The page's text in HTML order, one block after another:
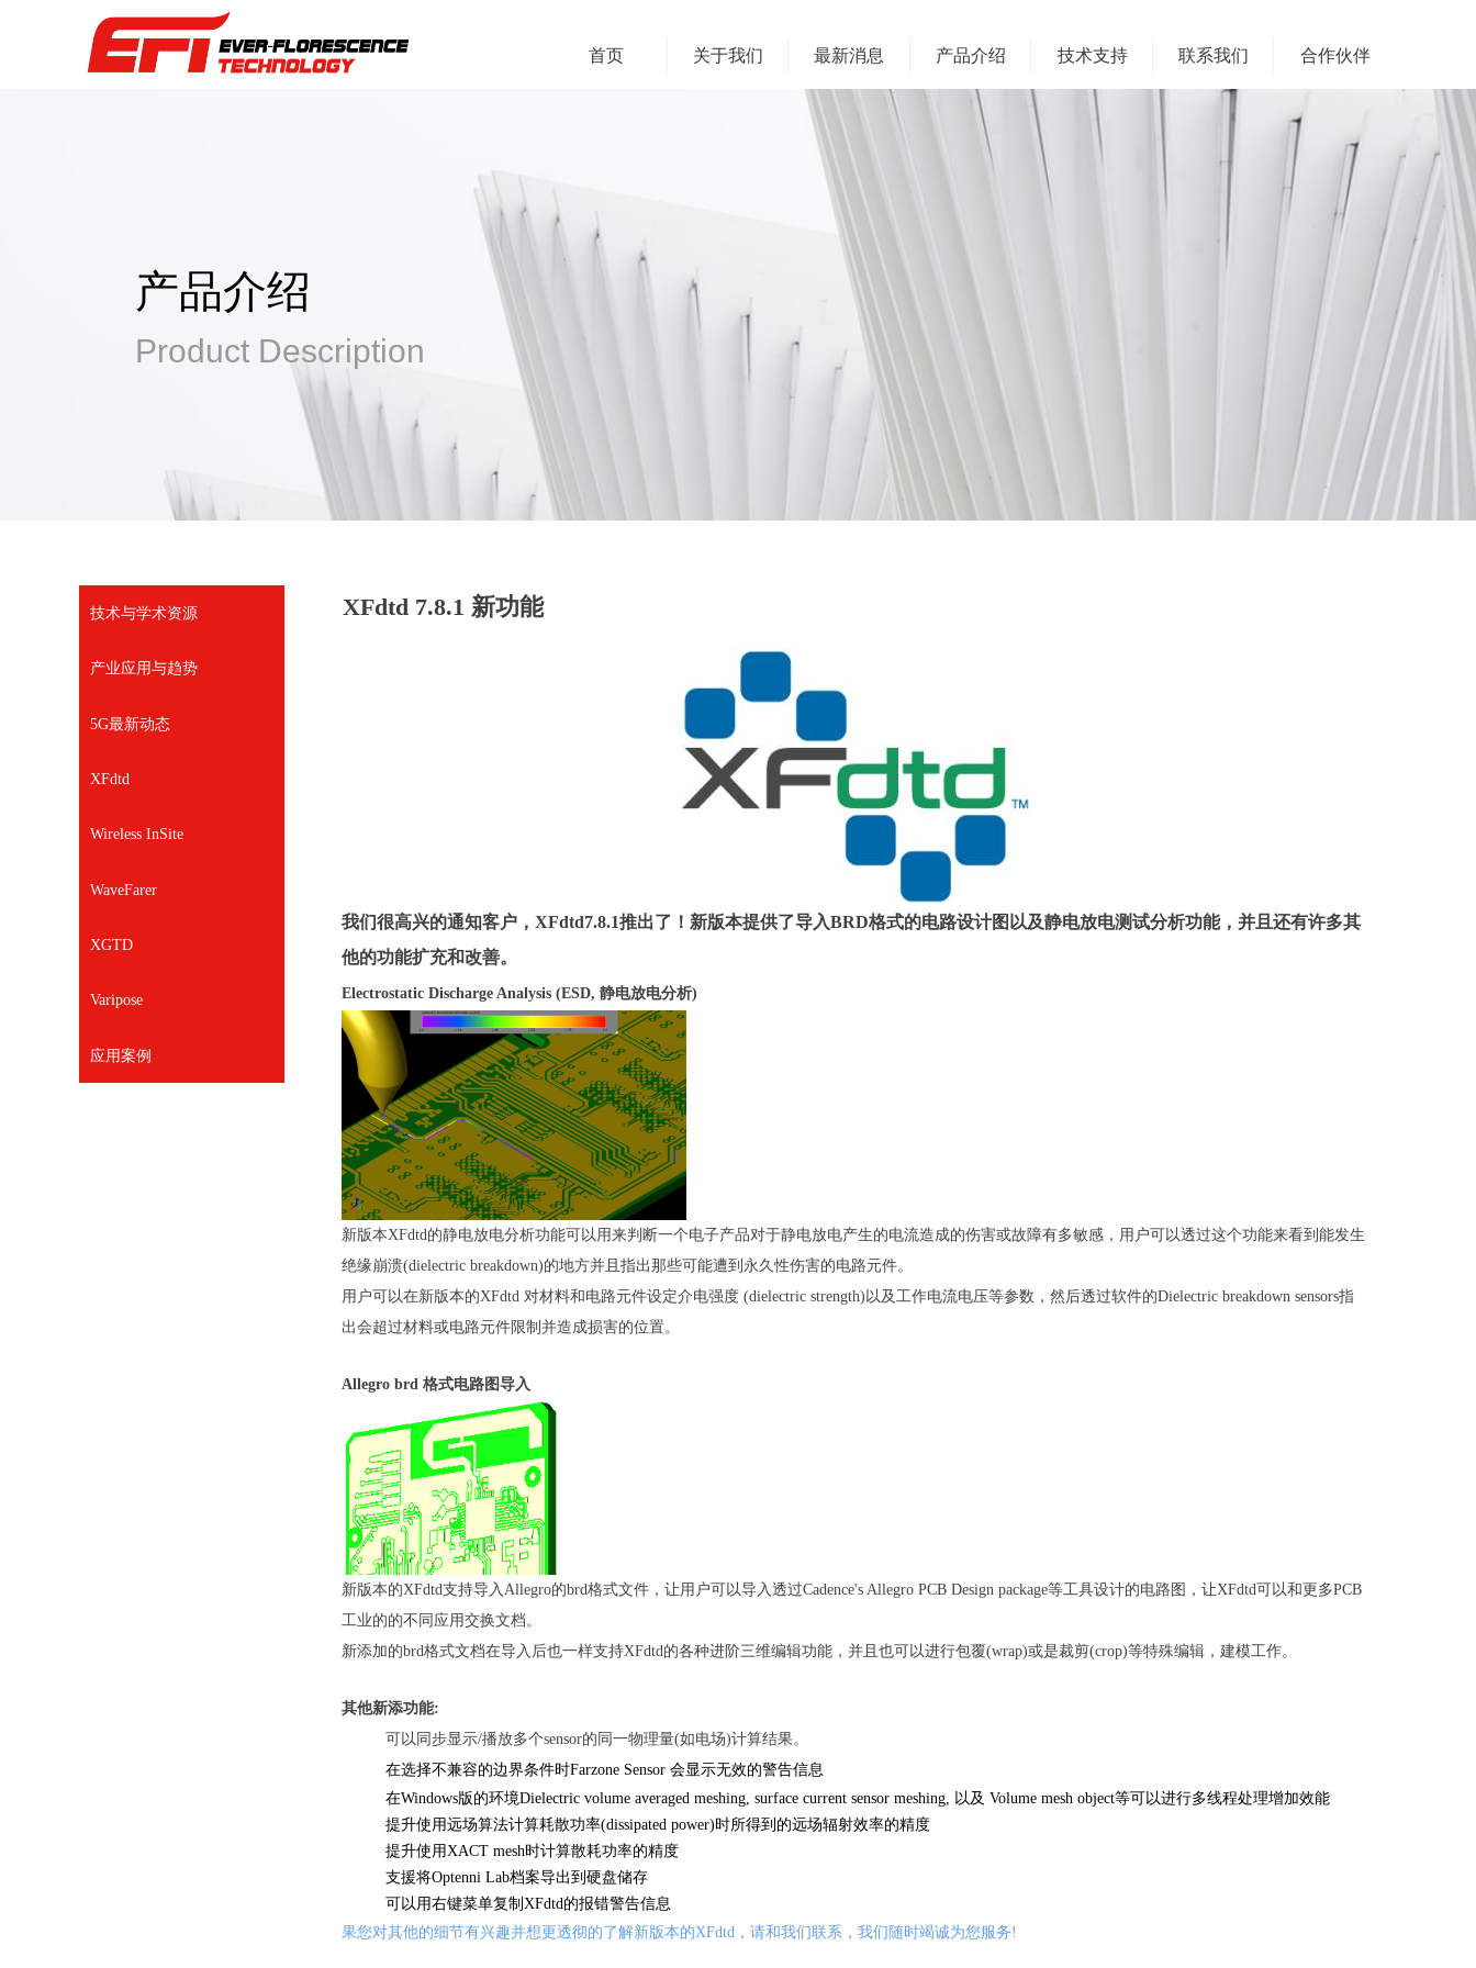
首页 关于我们 最新消息 产品介绍 技术支持 联系我们 合作伙伴
XFdtd 7.8.1 新功能
我们很高兴的通知客户，XFdtd7.8.1推出了！新版本提供了导入BRD格式的电路设计图以及静电放电测试分析功能，并且还有许多其
他的功能扩充和改善。
Electrostatic Discharge Analysis (ESD, 静电放电分析)
新版本XFdtd的静电放电分析功能可以用来判断一个电子产品对于静电放电产生的电流造成的伤害或故障有多敏感，用户可以透过这个功能来看到能发生
绝缘崩溃(dielectric breakdown)的地方并且指出那些可能遭到永久性伤害的电路元件。
用户可以在新版本的XFdtd 对材料和电路元件设定介电强度 (dielectric strength)以及工作电流电压等参数，然后透过软件的Dielectric breakdown sensors指
出会超过材料或电路元件限制并造成损害的位置。
Allegro brd 格式电路图导入
新版本的XFdtd支持导入Allegro的brd格式文件，让用户可以导入透过Cadence's Allegro PCB Design package等工具设计的电路图，让XFdtd可以和更多PCB
工业的的不同应用交换文档。
新添加的brd格式文档在导入后也一样支持XFdtd的各种进阶三维编辑功能，并且也可以进行包覆(wrap)或是裁剪(crop)等特殊编辑，建模工作。
其他新添功能:
可以同步显示/播放多个sensor的同一物理量(如电场)计算结果。
在选择不兼容的边界条件时Farzone Sensor 会显示无效的警告信息
在Windows版的环境Dielectric volume averaged meshing, surface current sensor meshing, 以及 Volume mesh object等可以进行多线程处理增加效能
提升使用远场算法计算耗散功率(dissipated power)时所得到的远场辐射效率的精度
提升使用XACT mesh时计算散耗功率的精度
支援将Optenni Lab档案导出到硬盘储存
可以用右键菜单复制XFdtd的报错警告信息
果您对其他的细节有兴趣并想更透彻的了解新版本的XFdtd，请和我们联系，我们随时竭诚为您服务!
产品介绍
Product Description
技术与学术资源
产业应用与趋势
5G最新动态
XFdtd
Wireless InSite
WaveFarer
XGTD
Varipose
应用案例